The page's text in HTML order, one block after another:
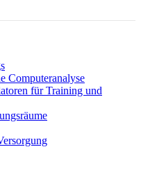
Computeranalyse
für Training und